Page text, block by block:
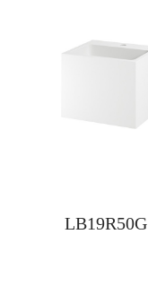
LB19R50G